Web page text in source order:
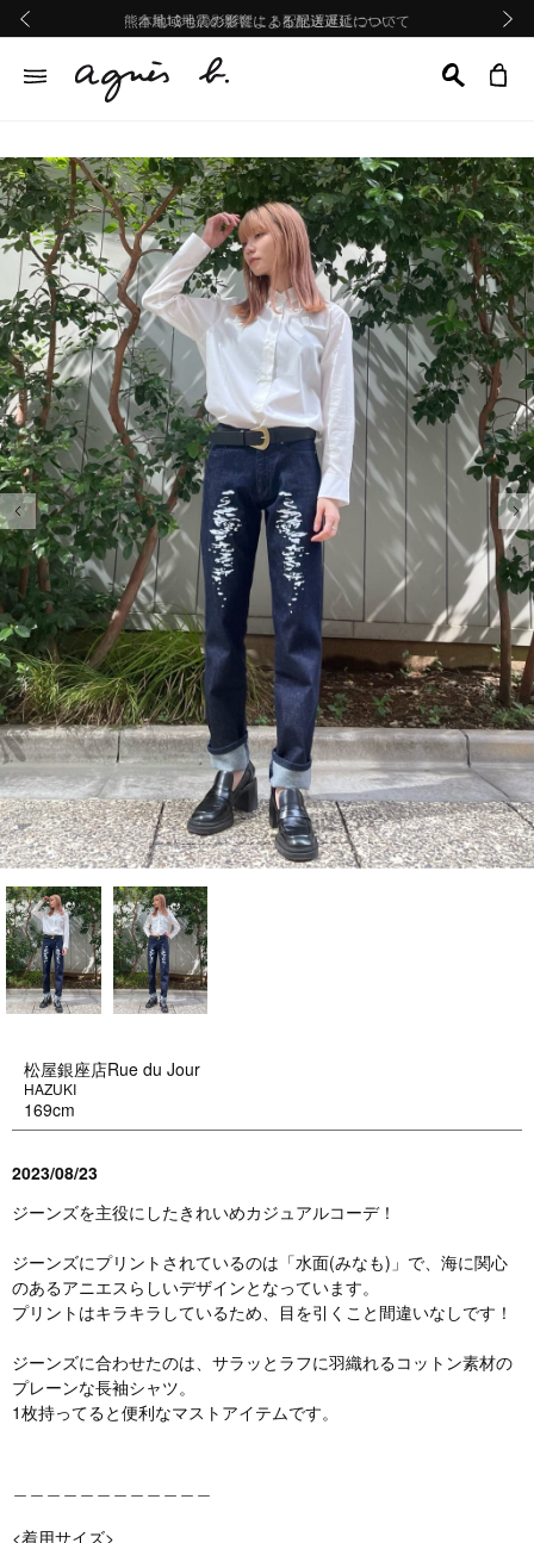
熊本地域地震の影響による配送遅延について
Summer Sale 2buy10%OFF!!
台風13号の影響による配送遅延について
熊本地域地震の影響による配送遅延について
Summer Sale 2buy10%OFF!!
前の画像 次
松屋銀座店Rue du Jour
HAZUKI
169cm
2023/08/23
ジーンズを主役にしたきれいめカジュアルコーデ！
ジーンズにプリントされているのは「水面(みなも)」で、海に関心
のあるアニエスらしいデザインとなっています。
プリントはキラキラしているため、目を引くこと間違いなしです！
ジーンズに合わせたのは、サラッとラフに羽織れるコットン素材の
プレーンな長袖シャツ。
1枚持ってると便利なマストアイテムです。
<着用サイズ>